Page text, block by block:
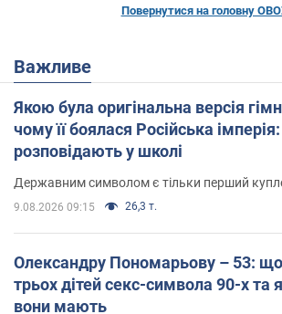
Повернутися на головну
Важливе
Якою була оригінальна версія
чому її боялася Російська
розповідають у школі
Державним символом є тільки перший
9.08.2026 09:15 26,3 т.
Олександру Пономарьову – 53:
трьох дітей секс-символа 90-х та
вони мають